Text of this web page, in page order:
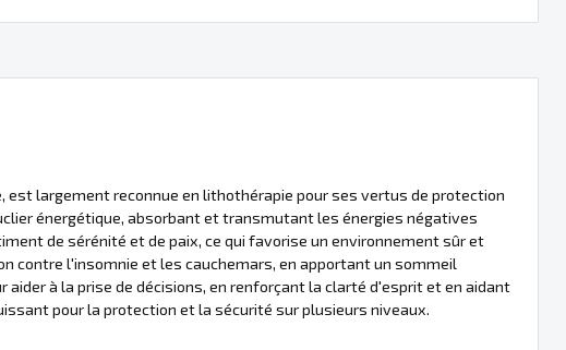
est largement reconnue en lithothérapie pour ses vertus de protection
énergétique, absorbant et transmutant les énergies négatives
de sérénité et de paix, ce qui favorise un environnement sûr et
contre l'insomnie et les cauchemars, en apportant un sommeil
à la prise de décisions, en renforçant la clarté d'esprit et en aidant
pour la protection et la sécurité sur plusieurs niveaux.